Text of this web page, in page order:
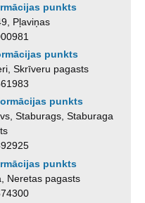
punkts
Pļaviņas
punkts
Skrīveru pagasts
punkts
Staburags, Staburaga
punkts
Neretas pagasts